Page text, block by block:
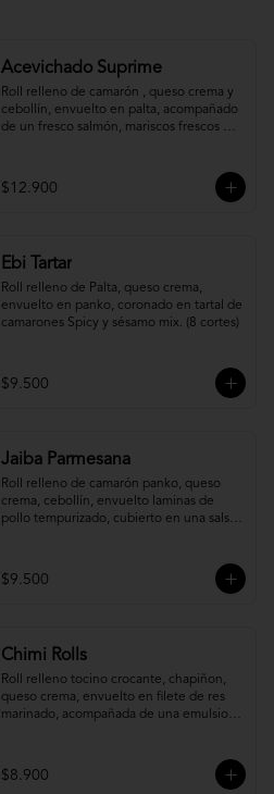
Acevichado Suprime
Roll relleno de camarón , queso crema y
cebollín, envuelto en palta, acompañado
de un fresco salmón, mariscos frescos en
$12.900
Ebi Tartar
Roll relleno de Palta, queso crema,
envuelto en panko, coronado en tartal de
camarones Spicy y sésamo mix. (8 cortes)
$9.500
Jaiba Parmesana
Roll relleno de camarón panko, queso
crema, cebollín, envuelto laminas de
pollo tempurizado, cubierto en una salsa
$9.500
Chimi Rolls
Roll relleno tocino crocante, chapiñon,
queso crema, envuelto en filete de res
marinado, acompañada de una emulsion
$8.900